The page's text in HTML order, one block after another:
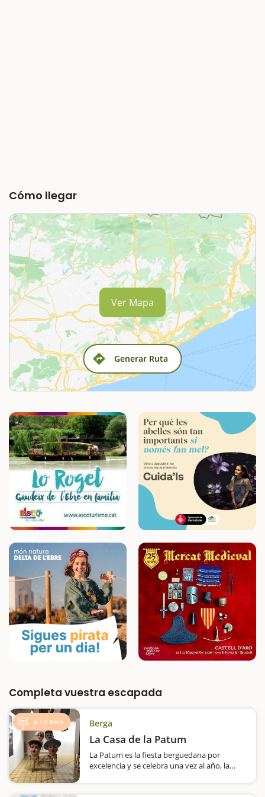
Cómo llegar
Generar Ruta
Ver Mapa
Completa vuestra escapada
a 1,6 Km's Berga
La Casa de la Patum
La Patum es la fiesta berguedana por
excelencia y se celebra una vez al año, la